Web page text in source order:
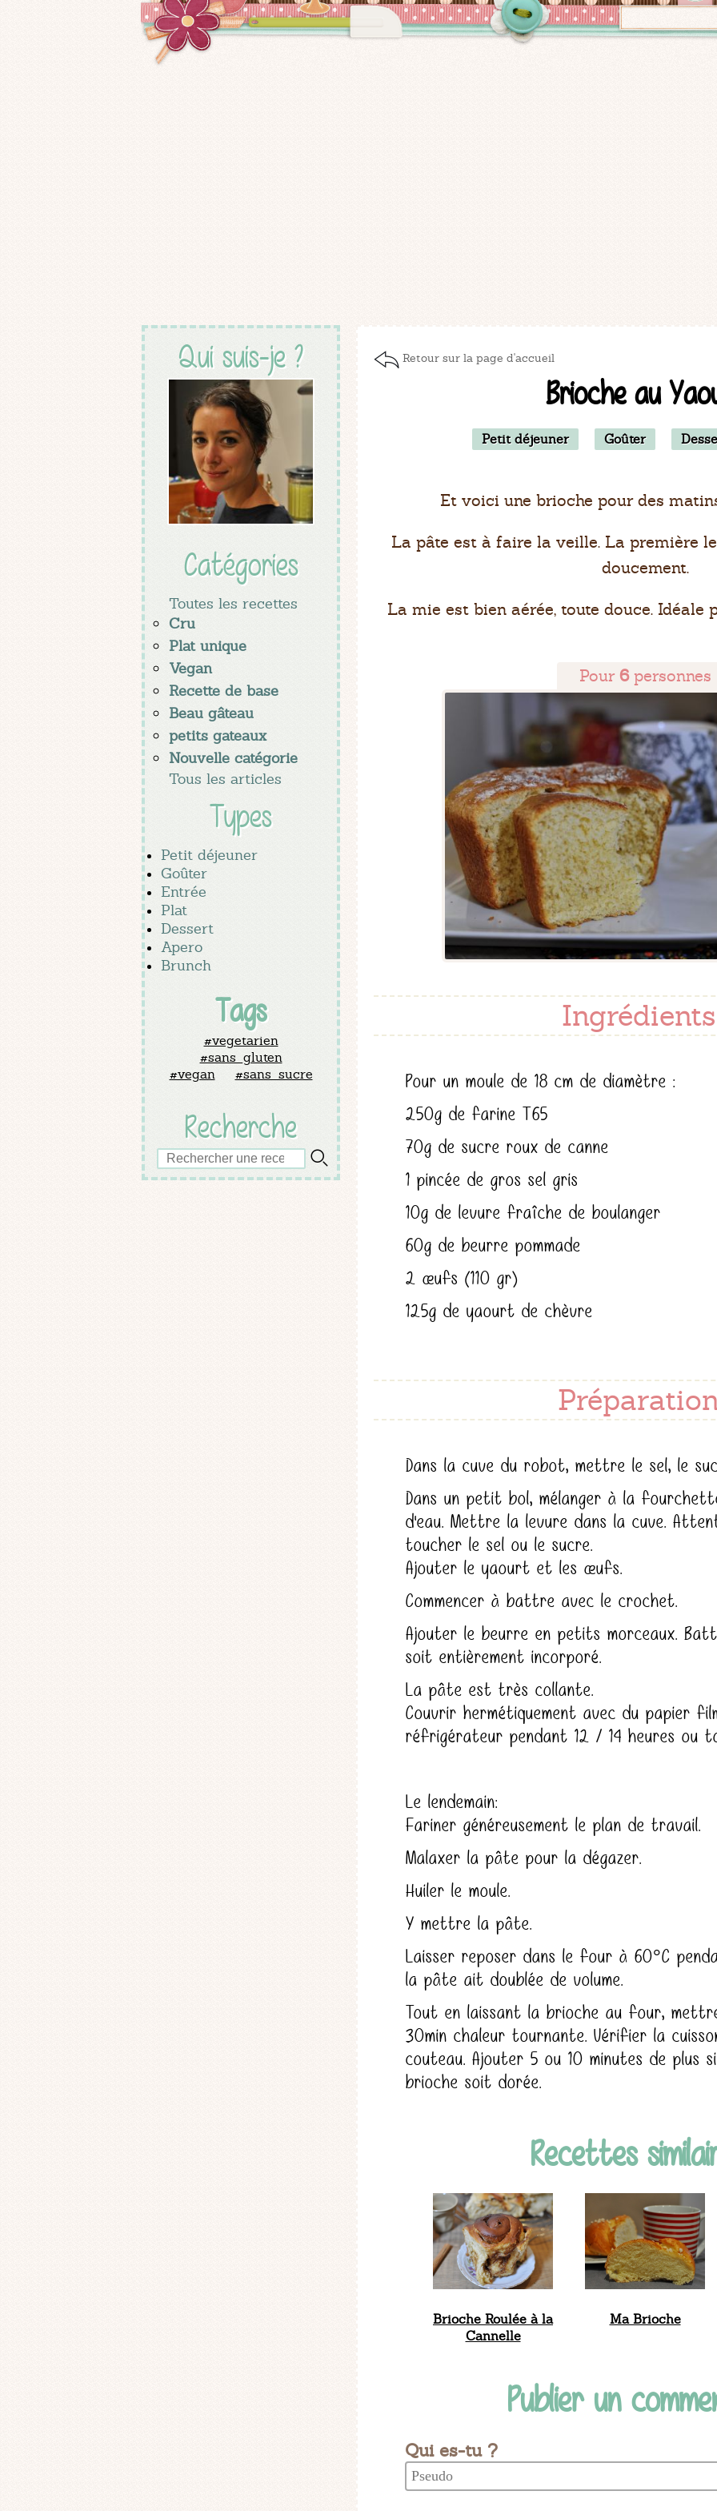
Qui suis-je ?
Catégories
Toutes les recettes
Cru
Plat unique
Vegan
Recette de base
Beau gâteau
petits gateaux
Nouvelle catégorie
Tous les articles
Types
Petit déjeuner
Goûter
Entrée
Plat
Dessert
Apero
Brunch
Tags
#vegetarien
#sans_gluten
#vegan
#sans_sucre
Recherche
Retour sur la page d'accueil
Brioche au
Petit déjeuner Goûter
Et voici une brioche pour des
La pâte est à faire la veille. La première
doucement.
La mie est bien aérée, toute douce. Idéale
Pour 6personnes
Pour un moule de 18 cm de diamètre :
250g de farine T65
70g de sucre roux de canne
1 pincée de gros sel gris
10g de levure fraîche de boulanger
60g de beurre pommade
2 œufs (110 gr)
125g de yaourt de chèvre
Dans la cuve du robot, mettre le sel, le
Dans un petit bol, mélanger à la
d'eau. Mettre la levure dans la cuve.
toucher le sel ou le sucre.
Ajouter le yaourt et les œufs.
Commencer à battre avec le crochet.
Ajouter le beurre en petits morceaux.
soit entièrement incorporé.
La pâte est très collante.
Couvrir hermétiquement avec du papier
réfrigérateur pendant 12 / 14 heures ou
Le lendemain:
Fariner généreusement le plan de travail.
Malaxer la pâte pour la dégazer.
Huiler le moule.
Y mettre la pâte.
Laisser reposer dans le four à 60°C
la pâte ait doublée de volume.
Tout en laissant la brioche au four,
30min chaleur tournante. Vérifier la
couteau. Ajouter 5 ou 10 minutes de plus
brioche soit dorée.
Recettes
Brioche Roulée à la
Cannelle
Ma Brioche
Publier un
Qui es-tu ?